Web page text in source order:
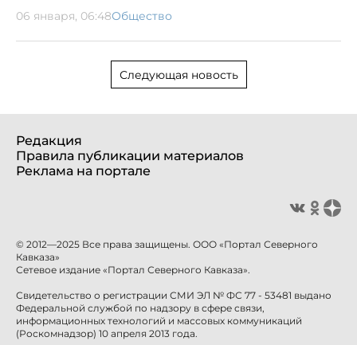
06 января, 06:48Общество
Следующая новость
Редакция
Правила публикации материалов
Реклама на портале
© 2012—2025 Все права защищены. ООО «Портал Северного
Кавказа»
Сетевое издание «Портал Северного Кавказа».
Свидетельство о регистрации СМИ ЭЛ № ФС 77 - 53481 выдано
Федеральной службой по надзору в сфере связи,
информационных технологий и массовых коммуникаций
(Роскомнадзор) 10 апреля 2013 года.